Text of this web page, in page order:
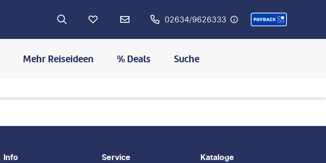
02634/9626333
Mehr Reiseideen % Deals Suche
Info
Service
Kataloge